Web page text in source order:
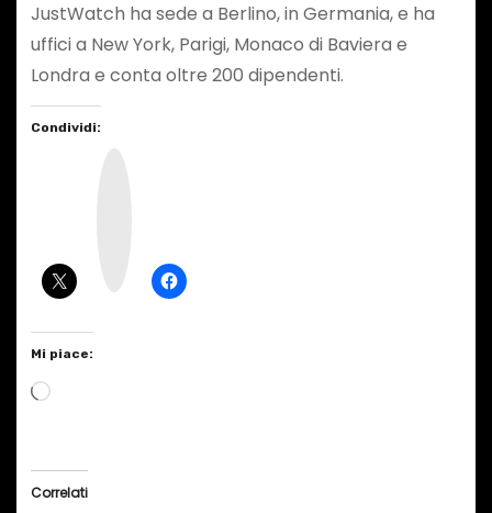
JustWatch ha sede a Berlino, in Germania, e ha
uffici a New York, Parigi, Monaco di Baviera e
Londra e conta oltre 200 dipendenti.
Condividi:
Mi piace:
C
Correlati